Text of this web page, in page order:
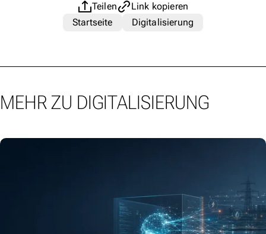
Teilen
Link kopieren
Startseite
Digitalisierung
MEHR ZU DIGITALISIERUNG